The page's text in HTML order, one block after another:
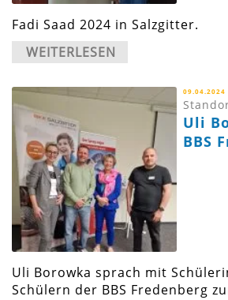
Fadi Saad 2024 in Salzgitter.
WEITERLESEN
09.04.2024
Uli
BBS
Uli Borowka sprach mit
Schülern der BBS Fredenberg